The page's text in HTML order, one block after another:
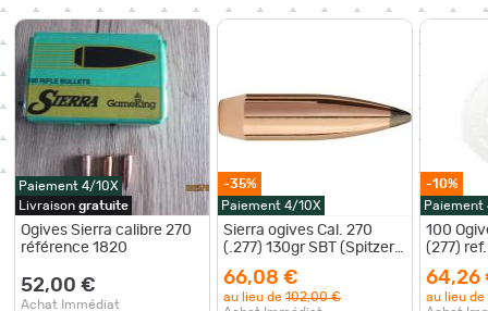
Paiement 4/10X
Livraison gratuite
Ogives Sierra calibre 270
référence 1820
52,00 €
Achat Immédiat
-35%
Paiement 4/10X
Sierra ogives Cal. 270
(.277) 130gr SBT (Spitzer
66,08 €
au lieu de 102,00 €
-10%
Paiement
100
(277)
64,26
au lieu de